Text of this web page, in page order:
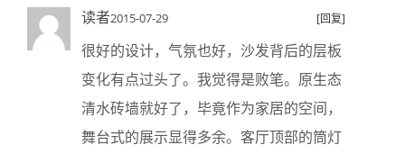
读者2015-07-29 [回复]
很好的设计，气氛也好，沙发背后的层板
变化有点过头了。我觉得是败笔。原生态
清水砖墙就好了，毕竟作为家居的空间，
舞台式的展示显得多余。客厅顶部的筒灯